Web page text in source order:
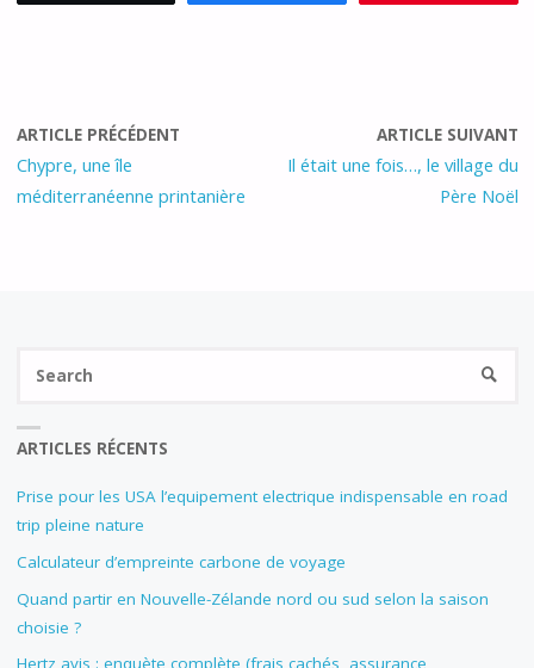
ARTICLE PRÉCÉDENT
Chypre, une île
méditerranéenne printanière
ARTICLE SUIVANT
Il était une fois…, le village du
Père Noël
ARTICLES RÉCENTS
Prise pour les USA l’equipement electrique indispensable en road
trip pleine nature
Calculateur d’empreinte carbone de voyage
Quand partir en Nouvelle-Zélande nord ou sud selon la saison
choisie ?
Hertz avis : enquète complète (frais cachés, assurance,